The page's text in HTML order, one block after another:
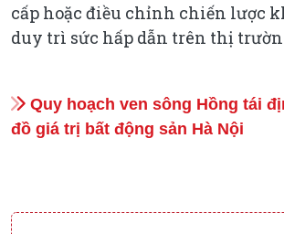
cấp hoặc điều chỉnh chiến lược
duy trì sức hấp dẫn trên thị
Quy hoạch ven sông Hồng tái
đồ giá trị bất động sản Hà Nội